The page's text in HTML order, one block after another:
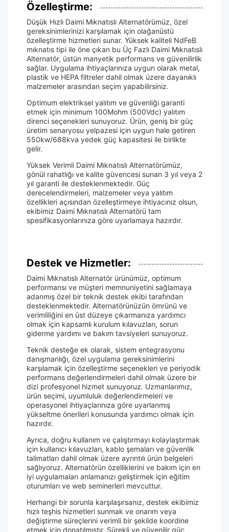
Özelleştirme:
Düşük Hızlı Daimi Mıknatıslı Alternatörümüz, özel
gereksinimlerinizi karşılamak için olağanüstü
özelleştirme hizmetleri sunar. Yüksek kaliteli NdFeB
mıknatıs tipi ile öne çıkan bu Üç Fazlı Daimi Mıknatıslı
Alternatör, üstün manyetik performans ve güvenilirlik
sağlar. Uygulama ihtiyaçlarınıza uygun olarak metal,
plastik ve HEPA filtreler dahil olmak üzere dayanıklı
malzemeler arasından seçim yapabilirsiniz.
Optimum elektriksel yalıtım ve güvenliği garanti
etmek için minimum 100Mohm (500Vdc) yalıtım
direnci seçenekleri sunuyoruz. Ürün, geniş bir güç
üretim senaryosu yelpazesi için uygun hale getiren
550kw/688kva yedek güç kapasitesi ile birlikte
gelir.
Yüksek Verimli Daimi Mıknatıslı Alternatörümüz,
gönül rahatlığı ve kalite güvencesi sunan 3 yıl veya 2
yıl garanti ile desteklenmektedir. Güç
derecelendirmeleri, malzemeler veya yalıtım
özellikleri açısından özelleştirmeye ihtiyacınız olsun,
ekibimiz Daimi Mıknatıslı Alternatörü tam
spesifikasyonlarınıza göre uyarlamaya hazırdır.
Destek ve Hizmetler:
Daimi Mıknatıslı Alternatör ürünümüz, optimum
performansı ve müşteri memnuniyetini sağlamaya
adanmış özel bir teknik destek ekibi tarafından
desteklenmektedir. Alternatörünüzün ömrünü ve
verimliliğini en üst düzeye çıkarmanıza yardımcı
olmak için kapsamlı kurulum kılavuzları, sorun
giderme yardımı ve bakım tavsiyeleri sunuyoruz.
Teknik desteğe ek olarak, sistem entegrasyonu
danışmanlığı, özel uygulama gereksinimlerini
karşılamak için özelleştirme seçenekleri ve periyodik
performans değerlendirmeleri dahil olmak üzere bir
dizi profesyonel hizmet sunuyoruz. Uzmanlarımız,
ürün seçimi, uyumluluk değerlendirmeleri ve
operasyonel ihtiyaçlarınıza göre uyarlanmış
yükseltme önerileri konusunda yardımcı olmak için
hazırdır.
Ayrıca, doğru kullanım ve çalıştırmayı kolaylaştırmak
için kullanıcı kılavuzları, kablo şemaları ve güvenlik
talimatları dahil olmak üzere ayrıntılı ürün belgeleri
sağlıyoruz. Alternatörün özelliklerini ve bakım için en
iyi uygulamaları anlamanızı geliştirmek için eğitim
oturumları ve web seminerleri mevcuttur.
Herhangi bir sorunla karşılaşırsanız, destek ekibimiz
hızlı teşhis hizmetleri sunmak ve onarım veya
değiştirme süreçlerini verimli bir şekilde koordine
etmek için donatılmıştır. Sürekli ve güvenilir güç